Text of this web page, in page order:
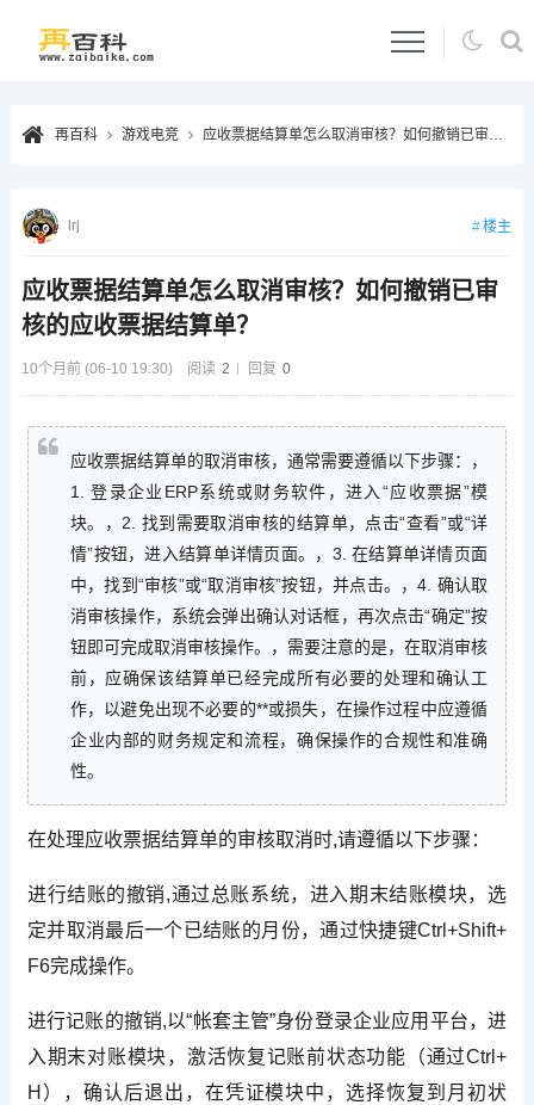
再百科 游戏电竞 应收票据结算单怎么取消审核？如何撤销已审核的应收票据结算单？
应收票据结算单怎么取消审核？如何撤销已审
核的应收票据结算单？
10个月前 (06-10 19:30) 阅读 2 回复 0
lrj 楼主
应收票据结算单的取消审核，通常需要遵循以下步骤：，
1. 登录企业ERP系统或财务软件，进入“应收票据”模
块。，2. 找到需要取消审核的结算单，点击“查看”或“详
情”按钮，进入结算单详情页面。，3. 在结算单详情页面
中，找到“审核”或“取消审核”按钮，并点击。，4. 确认取
消审核操作，系统会弹出确认对话框，再次点击“确定”按
钮即可完成取消审核操作。，需要注意的是，在取消审核
前，应确保该结算单已经完成所有必要的处理和确认工
作，以避免出现不必要的**或损失，在操作过程中应遵循
企业内部的财务规定和流程，确保操作的合规性和准确
性。
在处理应收票据结算单的审核取消时,请遵循以下步骤：
进行结账的撤销,通过总账系统，进入期末结账模块，选
定并取消最后一个已结账的月份，通过快捷键Ctrl+Shift+
F6完成操作。
进行记账的撤销,以“帐套主管”身份登录企业应用平台，进
入期末对账模块，激活恢复记账前状态功能（通过Ctrl+
H），确认后退出，在凭证模块中，选择恢复到月初状